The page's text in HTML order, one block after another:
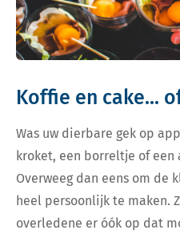
Koffie en cake...
Was uw dierbare gek op
kroket, een borreltje of een
Overweeg dan eens om de
heel persoonlijk te maken.
overledene er óók op dat